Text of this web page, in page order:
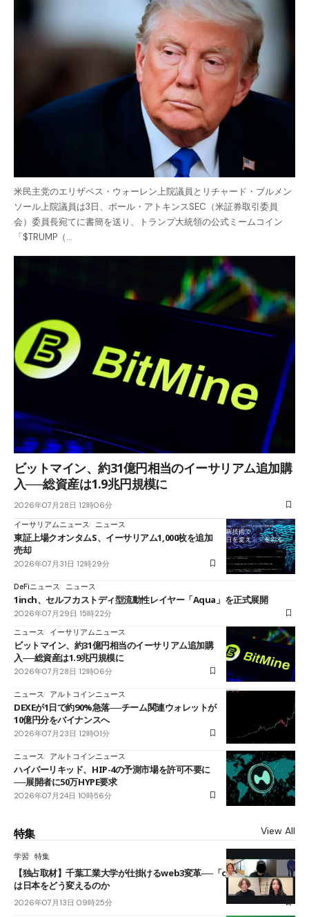
米民主党のエリザベス・ウォーレン上院議員とリチャード・ブルメン
ソール上院議員は3日、ポール・アトキンスSEC（米証券取引委員
会）委員長宛てに書簡を送り、トランプ大統領の公式ミームコイン
「$TRUMP（…
ビットマイン、約31億円相当のイーサリアム追加購
入──総資産は1.9兆円規模に
2026年07月28日 12時06分
イーサリアムニュース
ニュース
東証上場クオンタムS、イーサリアム1,000枚を追加
売却
2026年07月31日 12時29分
DeFiニュース ニュース
1inch、セルフカストディ型流動性レイヤー「Aqua」を正式展開
2026年07月29日 15時22分
ニュース
イーサリアムニュース
ビットマイン、約31億円相当のイーサリアム追加購
入──総資産は1.9兆円規模に
2026年07月28日 12時06分
ニュース アルトコインニュース
DEXEが1日で約90%急落──チーム関連ウォレットが
10億円分をバイナンスへ
2026年07月23日 12時01分
ニュース アルトコインニュース
ハイパーリキッド、HIP-4の予測市場を許可不要に
──展開者に50万HYPE要求
2026年07月24日 10時56分
特集 View All
学習 特集
【独占取材】千葉工業大学が仕掛けるweb3変革──「cJPY」とAIの融合
は日本をどう変えるのか
2026年07月13日 09時25分